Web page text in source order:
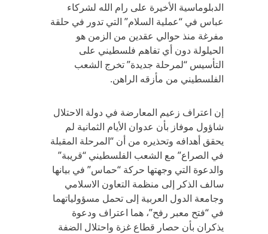
الدبلوماسية الأخيرة على رام الله لشركاء
عباس في “عملية السلام” التي تدور في حلقة
مفرغة منذ حوالي عقدين من الزمن هو
الحيلولة دون أي تفاهم فلسطيني على
التأسيس “لمرحلة جديدة” تخرج الشعب
الفلسطيني من مأزقه الراهن.
إن اعتراف زعيم المعارضة في دولة الاحتلال
شاؤول موفاز بأن عدوان الأيام الثمانية لم
يحقق أهدافه وتحذيره من أن “المرحلة المقبلة
في الصراع” مع الشعب الفلسطيني “قريبة”
والدعوة التي وجهتها حركة “حماس” في بيانها
سالف الذكر إلى منظمة التعاون الاسلامي
وجامعة الدول العربية إلى تحمل مسؤولياتهما
في “فتح معبر رفح”، هما اعتراف ودعوة
يذكران بأن حصار قطاع غزة واحتلال الضفة